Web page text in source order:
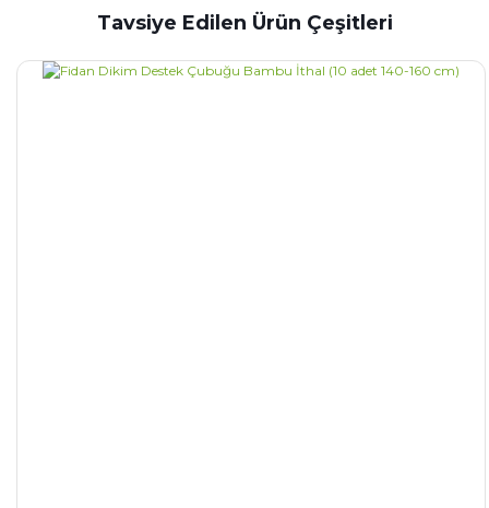
Tavsiye Edilen Ürün Çeşitleri